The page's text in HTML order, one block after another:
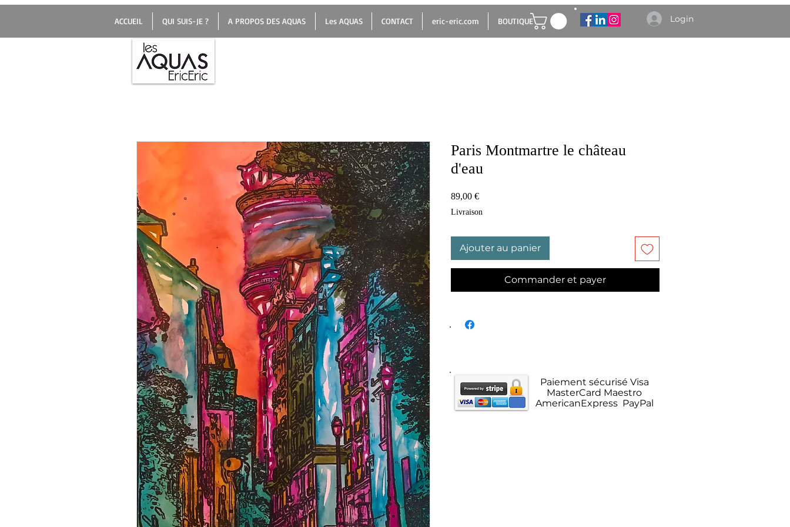
ACCUEIL QUI SUIS-JE ? A PROPOS DES AQUAS Les AQUAS CONTACT eric-eric.com BOUTIQUE Login
Paris Montmartre le château
d'eau
89,00 €Prix
Livraison
Ajouter au panier
Commander et payer
Paiement sécurisé Visa
MasterCard Maestro
AmericanExpress PayPal